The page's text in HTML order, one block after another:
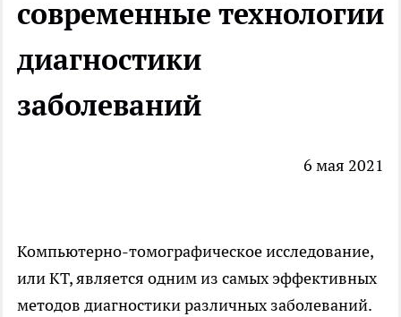
современные технологии
диагностики
заболеваний
6 мая 2021
Компьютерно-томографическое исследование,
или КТ, является одним из самых эффективных
методов диагностики различных заболеваний.